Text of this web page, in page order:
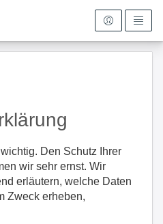
Den Schutz Ihrer
wir sehr ernst. Wir
erläutern, welche Daten
Zweck erheben,